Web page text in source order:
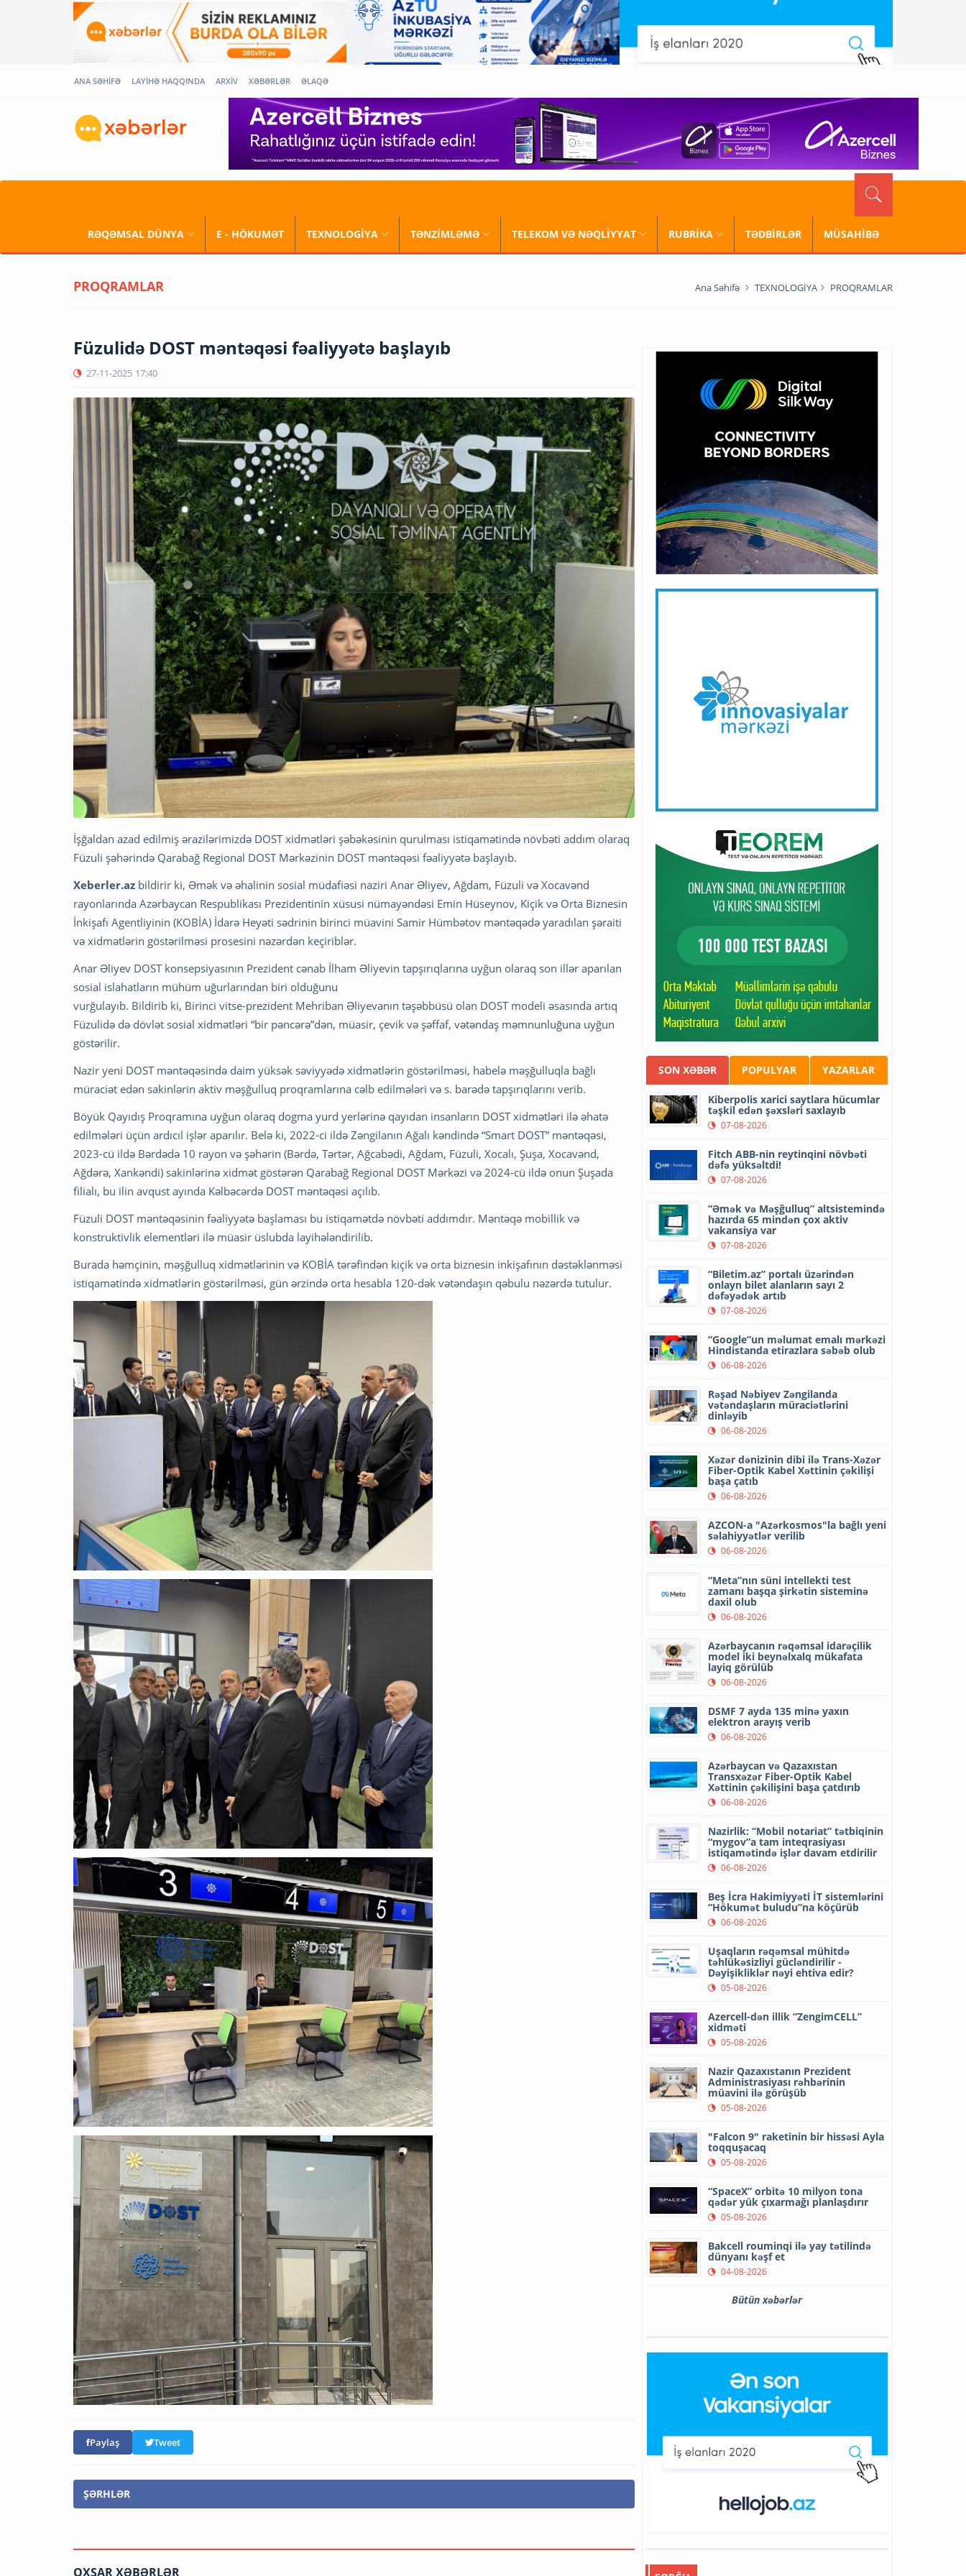
ANA SƏHİFƏ LAYİHƏ HAQQINDA ARXİV XƏBƏRLƏR ƏLAQƏ
RƏQƏMSAL DÜNYA E - HÖKUMƏT TEXNOLOGİYA TƏNZİMLƏMƏ TELEKOM VƏ NƏQLİYYAT RUBRİKA TƏDBİRLƏR MÜSAHİBƏ
PROQRAMLAR Ana Səhifə TEXNOLOGİYA PROQRAMLAR
Füzulidə DOST məntəqəsi fəaliyyətə başlayıb
27-11-2025 17:40
İşğaldan azad edilmiş ərazilərimizdə DOST xidmətləri şəbəkəsinin qurulması istiqamətində növbəti addım olaraq
Füzuli şəhərində Qarabağ Regional DOST Mərkəzinin DOST məntəqəsi fəaliyyətə başlayıb.
Xeberler.az bildirir ki, Əmək və əhalinin sosial müdafiəsi naziri Anar Əliyev, Ağdam, Füzuli və Xocavənd
rayonlarında Azərbaycan Respublikası Prezidentinin xüsusi nümayəndəsi Emin Hüseynov, Kiçik və Orta Biznesin
İnkişafı Agentliyinin (KOBİA) İdarə Heyəti sədrinin birinci müavini Samir Hümbətov məntəqədə yaradılan şəraiti
və xidmətlərin göstərilməsi prosesini nəzərdən keçiriblər.
Anar Əliyev DOST konsepsiyasının Prezident cənab İlham Əliyevin tapşırıqlarına uyğun olaraq son illər aparılan
sosial islahatların mühüm uğurlarından biri olduğunu
vurğulayıb. Bildirib ki, Birinci vitse-prezident Mehriban Əliyevanın təşəbbüsü olan DOST modeli əsasında artıq
Füzulidə də dövlət sosial xidmətləri “bir pəncərə”dən, müasir, çevik və şəffaf, vətəndaş məmnunluğuna uyğun
göstərilir.
Nazir yeni DOST məntəqəsində daim yüksək səviyyədə xidmətlərin göstərilməsi, habelə məşğulluqla bağlı
müraciət edən sakinlərin aktiv məşğulluq proqramlarına cəlb edilmələri və s. barədə tapşırıqlarını verib.
Böyük Qayıdış Proqramına uyğun olaraq dogma yurd yerlərinə qayıdan insanların DOST xidmətləri ilə əhatə
edilmələri üçün ardıcıl işlər aparılır. Belə ki, 2022-ci ildə Zəngilanın Ağalı kəndində “Smart DOST” məntəqəsi,
2023-cü ildə Bərdədə 10 rayon və şəhərin (Bərdə, Tərtər, Ağcabədi, Ağdam, Füzuli, Xocalı, Şuşa, Xocavənd,
Ağdərə, Xankəndi) sakinlərinə xidmət göstərən Qarabağ Regional DOST Mərkəzi və 2024-cü ildə onun Şuşada
filialı, bu ilin avqust ayında Kəlbəcərdə DOST məntəqəsi açılıb.
Füzuli DOST məntəqəsinin fəaliyyətə başlaması bu istiqamətdə növbəti addımdır. Məntəqə mobillik və
konstruktivlik elementləri ilə müasir üslubda layihələndirilib.
Burada həmçinin, məşğulluq xidmətlərinin və KOBİA tərəfindən kiçik və orta biznesin inkişafının dəstəklənməsi
istiqamətində xidmətlərin göstərilməsi, gün ərzində orta hesabla 120-dək vətəndaşın qəbulu nəzərdə tutulur.
Paylaş Tweet
ŞƏRHLƏR
OXŞAR XƏBƏRLƏR
SON XƏBƏR POPULYAR YAZARLAR
Kiberpolis xarici saytlara hücumlar
təşkil edən şəxsləri saxlayıb
07-08-2026
Fitch ABB-nin reytinqini növbəti
dəfə yüksəltdi!
07-08-2026
“Əmək və Məşğulluq” altsistemində
hazırda 65 mindən çox aktiv
vakansiya var
07-08-2026
“Biletim.az” portalı üzərindən
onlayn bilet alanların sayı 2
dəfəyədək artıb
07-08-2026
“Google”un məlumat emalı mərkəzi
Hindistanda etirazlara səbəb olub
06-08-2026
Rəşad Nəbiyev Zəngilanda
vətəndaşların müraciətlərini
dinləyib
06-08-2026
Xəzər dənizinin dibi ilə Trans-Xəzər
Fiber-Optik Kabel Xəttinin çəkilişi
başa çatıb
06-08-2026
AZCON-a "Azərkosmos"la bağlı yeni
səlahiyyətlər verilib
06-08-2026
“Meta”nın süni intellekti test
zamanı başqa şirkətin sisteminə
daxil olub
06-08-2026
Azərbaycanın rəqəmsal idarəçilik
model iki beynəlxalq mükafata
layiq görülüb
06-08-2026
DSMF 7 ayda 135 minə yaxın
elektron arayış verib
06-08-2026
Azərbaycan və Qazaxıstan
Transxəzər Fiber-Optik Kabel
Xəttinin çəkilişini başa çatdırıb
06-08-2026
Nazirlik: “Mobil notariat” tətbiqinin
“mygov”a tam inteqrasiyası
istiqamətində işlər davam etdirilir
06-08-2026
Beş İcra Hakimiyyəti İT sistemlərini
“Hökumət buludu”na köçürüb
06-08-2026
Uşaqların rəqəmsal mühitdə
təhlükəsizliyi gücləndirilir -
Dəyişikliklər nəyi ehtiva edir?
05-08-2026
Azercell-dən illik “ZengimCELL”
xidməti
05-08-2026
Nazir Qazaxıstanın Prezident
Administrasiyası rəhbərinin
müavini ilə görüşüb
05-08-2026
"Falcon 9" raketinin bir hissəsi Ayla
toqquşacaq
05-08-2026
“SpaceX” orbitə 10 milyon tona
qədər yük çıxarmağı planlaşdırır
05-08-2026
Bakcell rouminqi ilə yay tətilində
dünyanı kəşf et
04-08-2026
Bütün xəbərlər